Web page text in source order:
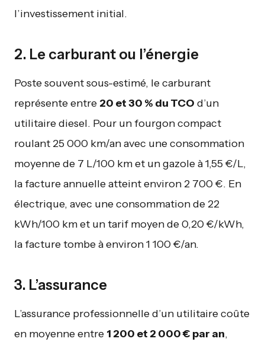
l’investissement initial.
2. Le carburant ou l’énergie
Poste souvent sous-estimé, le carburant
représente entre 20 et 30 % du TCO d’un
utilitaire diesel. Pour un fourgon compact
roulant 25 000 km/an avec une consommation
moyenne de 7 L/100 km et un gazole à 1,55 €/L,
la facture annuelle atteint environ 2 700 €. En
électrique, avec une consommation de 22
kWh/100 km et un tarif moyen de 0,20 €/kWh,
la facture tombe à environ 1 100 €/an.
3. L’assurance
L’assurance professionnelle d’un utilitaire coûte
en moyenne entre 1 200 et 2 000 € par an,